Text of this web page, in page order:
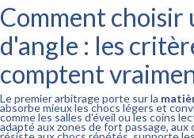
Comment
d'angle : les
comptent
Le premier arbitrage porte sur la
absorbe mieux les chocs légers et
comme les salles d'éveil ou les coins
adapté aux zones de fort passage, aux